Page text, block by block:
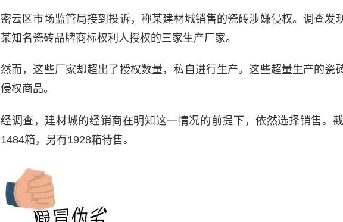
密云区市场监管局接到投诉，称某建材城销售的瓷砖涉嫌侵权。调查发
某知名瓷砖品牌商标权利人授权的三家生产厂家。
然而，这些厂家却超出了授权数量，私自进行生产。这些超量生产的瓷
侵权商品。
经调查，建材城的经销商在明知这一情况的前提下，依然选择销售。
1484箱，另有1928箱待售。